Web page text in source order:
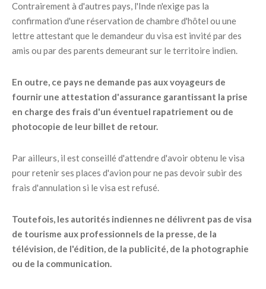
Contrairement à d'autres pays, l'Inde n'exige pas la
confirmation d'une réservation de chambre d'hôtel ou une
lettre attestant que le demandeur du visa est invité par des
amis ou par des parents demeurant sur le territoire indien.
En outre, ce pays ne demande pas aux voyageurs de
fournir une attestation d'assurance garantissant la prise
en charge des frais d'un éventuel rapatriement ou de
photocopie de leur billet de retour.
Par ailleurs, il est conseillé d'attendre d'avoir obtenu le visa
pour retenir ses places d'avion pour ne pas devoir subir des
frais d'annulation si le visa est refusé.
Toutefois, les autorités indiennes ne délivrent pas de visa
de tourisme aux professionnels de la presse, de la
télévision, de l'édition, de la publicité, de la photographie
ou de la communication.